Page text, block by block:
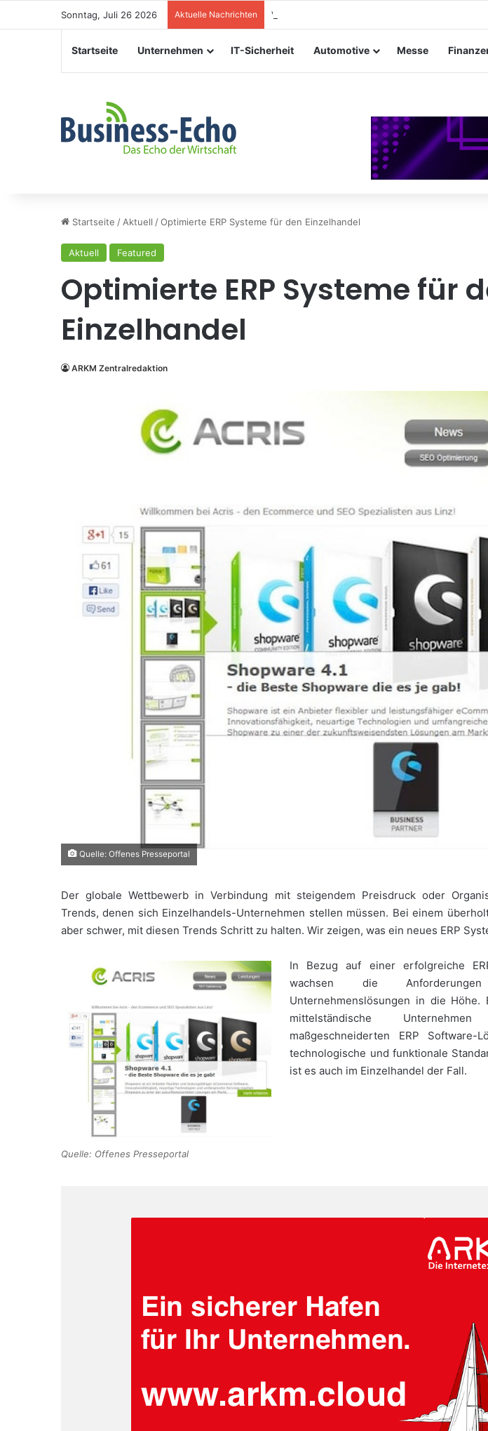
Sonntag, Juli 26 2026 Aktuelle Nachrichten Veranstaltungssicherheit im Mittelstand:
Startseite Unternehmen IT-Sicherheit Automotive Messe
Startseite / Aktuell /Optimierte ERP Systeme für den Einzelhandel
Aktuell Featured
Optimierte ERP Systeme für
Einzelhandel
ARKM Zentralredaktion
Quelle: Offenes Presseportal
Der globale Wettbewerb in Verbindung mit steigendem Preisdruck oder
Trends, denen sich Einzelhandels-Unternehmen stellen müssen. Bei einem
aber schwer, mit diesen Trends Schritt zu halten. Wir zeigen, was ein neues ERP
Quelle: Offenes Presseportal
In Bezug auf einer erfolgreiche
wachsen die
Unternehmenslösungen in die Höhe.
mittelständische
maßgeschneiderten ERP Software-
technologische und funktionale
ist es auch im Einzelhandel der Fall.